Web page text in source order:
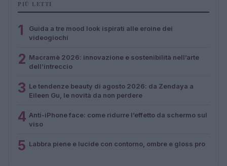
PIÙ LETTI
1
Guida a tre mood look ispirati alle eroine dei
videogiochi
2 Macramè 2026: innovazione e sostenibilità nell’arte
dell’intreccio
3 Le tendenze beauty di agosto 2026: da Zendaya a
Eileen Gu, le novità da non perdere
4 Anti-iPhone face: come ridurre l’effetto da schermo sul
viso
5 Labbra piene e lucide con contorno, ombre e gloss pro